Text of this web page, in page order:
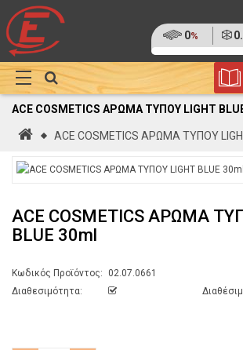
Ποσοστό
της
παλέτας
0%
(0%)
Show
Megamenu
ACE COSMETICS ΑΡΩΜΑ ΤΥΠΟΥ LIGHT
ΑρχικήACE COSMETICS ΑΡΩΜΑ ΤΥΠΟΥ
ACE COSMETICS ΑΡΩΜΑ
BLUE 30ml
Κωδικός Προϊόντος:
02.07.0661
Διαθεσιμότητα: